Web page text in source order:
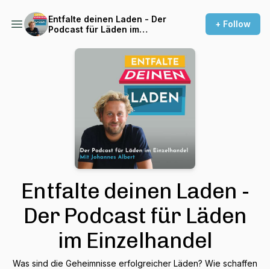
Entfalte deinen Laden - Der
Podcast für Läden im
+ Follow
Entfalte deinen Laden -
Der Podcast für Läden
im Einzelhandel
Was sind die Geheimnisse erfolgreicher Läden? Wie schaffen